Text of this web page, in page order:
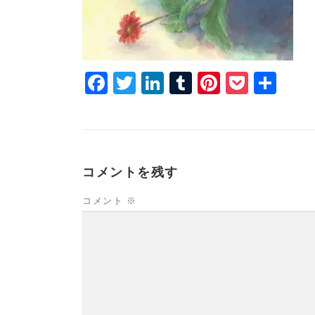
Facebook
Twitter
LinkedIn
Tumblr
Pinterest
コメントを残す
コメント ※